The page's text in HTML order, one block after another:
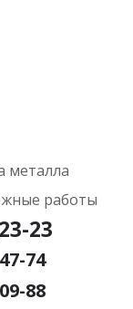
металла
работы
23
74
88